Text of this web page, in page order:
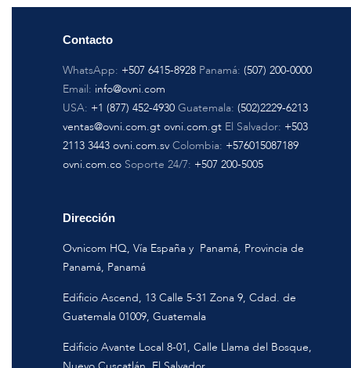
Contacto
WhatsApp: +507 6415-8928 Panamá: (507) 200-0000
Email: info@ovni.com
USA: +1 (877) 452-4930 Guatemala: (502)2229-6213
ventas@ovni.com.gt ovni.com.gt El Salvador: +503
2113 3443 ovni.com.sv Colombia: +576015087189
ovni.com.co Soporte 24/7: +507 200-5005
Dirección
Ovnicom HQ, Vía España y Panamá, Provincia de
Panamá, Panamá
Edificio Ascend, 13 Calle 5-31 Zona 9, Cdad. de
Guatemala 01009, Guatemala
Edificio Avante Local 8-01, Calle Llama del Bosque,